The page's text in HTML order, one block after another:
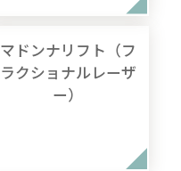
マドンナリフト（フ
ラクショナルレーザ
ー）